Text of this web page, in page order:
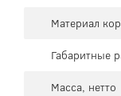
Материал
Габаритные
Масса, нетто